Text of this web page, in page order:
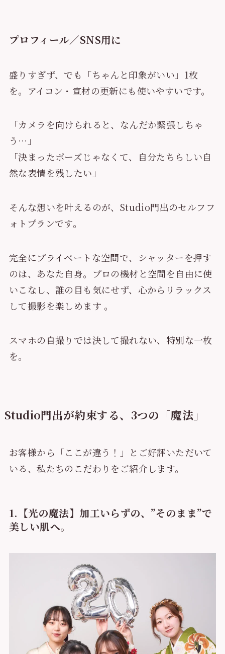
プロフィール／SNS用に
盛りすぎず、でも「ちゃんと印象がいい」1枚
を。アイコン・宣材の更新にも使いやすいです。
「カメラを向けられると、なんだか緊張しちゃ
う…」
「決まったポーズじゃなくて、自分たちらしい自
然な表情を残したい」
そんな想いを叶えるのが、Studio門出のセルフフ
ォトプランです。
完全にプライベートな空間で、シャッターを押す
のは、あなた自身。プロの機材と空間を自由に使
いこなし、誰の目も気にせず、心からリラックス
して撮影を楽しめます 。
スマホの自撮りでは決して撮れない、特別な一枚
を。
Studio門出が約束する、3つの「魔法」
お客様から「ここが違う！」とご好評いただいて
いる、私たちのこだわりをご紹介します。
1.【光の魔法】加工いらずの、”そのまま”で
美しい肌へ。